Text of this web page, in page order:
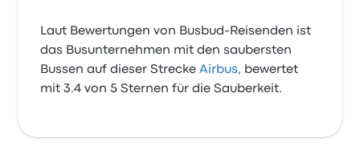
Laut Bewertungen von Busbud-Reisenden ist
das Busunternehmen mit den saubersten
Bussen auf dieser StreckeAirbus, bewertet
mit 3.4 von 5 Sternen für die Sauberkeit.